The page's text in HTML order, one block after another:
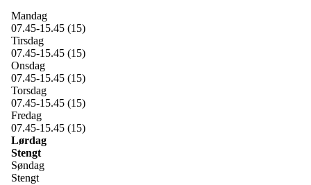
Mandag
07.45-15.45 (15)
Tirsdag
07.45-15.45 (15)
Onsdag
07.45-15.45 (15)
Torsdag
07.45-15.45 (15)
Fredag
07.45-15.45 (15)
Lørdag
Stengt
Søndag
Stengt